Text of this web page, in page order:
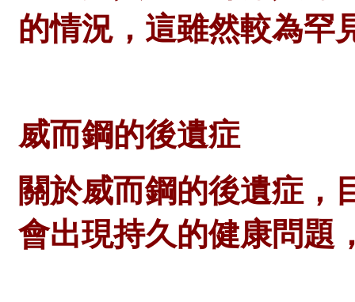
的情況，這雖然較為罕
威而鋼的後遺症
關於威而鋼的後遺症，
會出現持久的健康問題